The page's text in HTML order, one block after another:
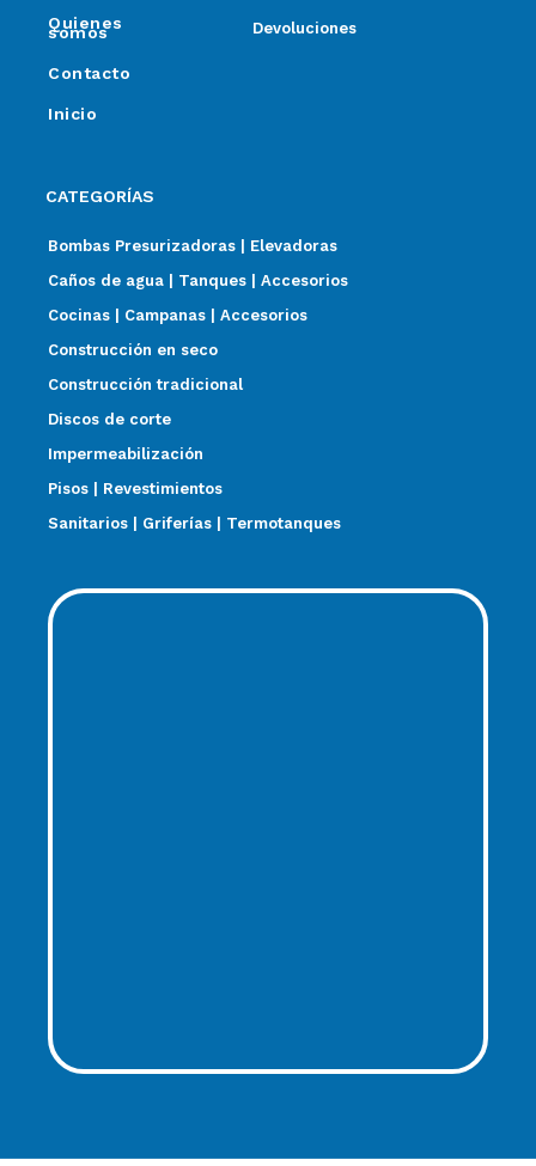
Quienes
somos
Contacto
Inicio
Devoluciones
CATEGORÍAS
Bombas Presurizadoras | Elevadoras
Caños de agua | Tanques | Accesorios
Cocinas | Campanas | Accesorios
Construcción en seco
Construcción tradicional
Discos de corte
Impermeabilización
Pisos | Revestimientos
Sanitarios | Griferías | Termotanques